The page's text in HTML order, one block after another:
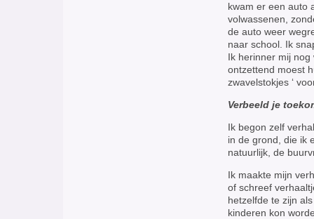
kwam er een auto
volwassenen,
de auto weer
naar school. Ik
Ik herinner mij
ontzettend moest
zwavelstokjes ‘
Verbeeld je
Ik begon zelf
in de grond, die ik
natuurlijk, de
Ik maakte mijn
of schreef
hetzelfde te zijn
kinderen kon